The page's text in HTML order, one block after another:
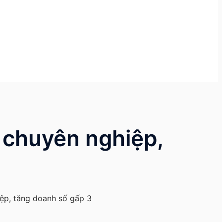
nghiệp,
tăng doanh số gấp 3